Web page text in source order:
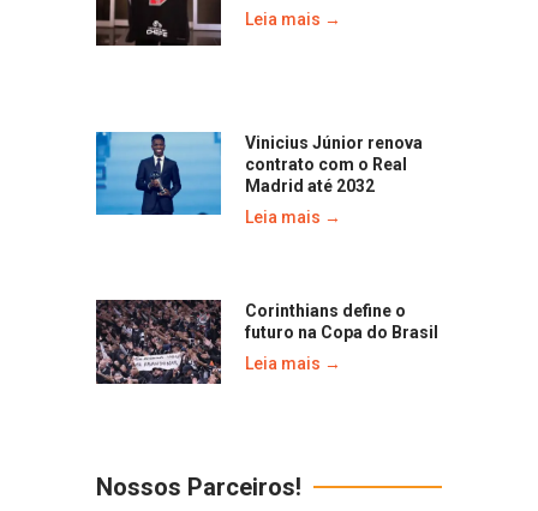
Leia mais →
Vinicius Júnior renova
contrato com o Real
Madrid até 2032
Leia mais →
Corinthians define o
futuro na Copa do Brasil
Leia mais →
Nossos Parceiros!